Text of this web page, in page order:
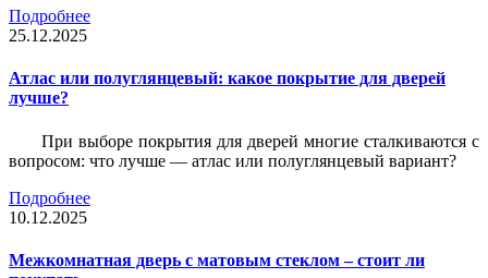
Подробнее
25.12.2025
Атлас или полуглянцевый: какое покрытие для дверей
лучше?
При выборе покрытия для дверей многие сталкиваются с
вопросом: что лучше — атлас или полуглянцевый вариант?
Подробнее
10.12.2025
Межкомнатная дверь с матовым стеклом – стоит ли